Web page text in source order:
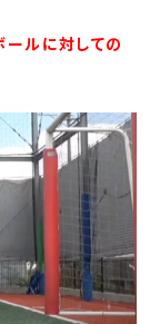
ールに対しての